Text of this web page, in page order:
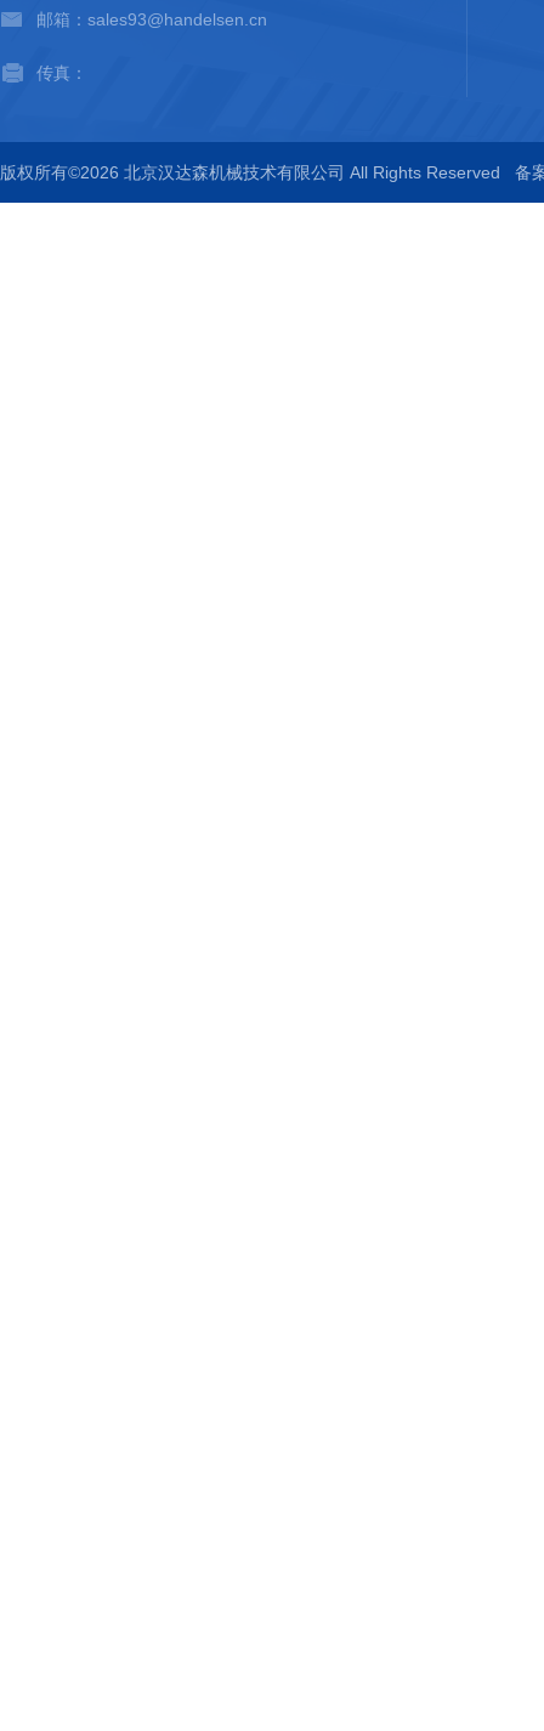
邮箱：sales93@handelsen.cn
传真：
版权所有©2026 北京汉达森机械技术有限公司 All Rights Reserved 备